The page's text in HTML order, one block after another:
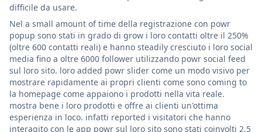
difficile da usare.
Nel a small amount of time della registrazione con powr
popup sono stati in grado di grow i loro contatti oltre il 250%
(oltre 600 contatti reali) e hanno steadily cresciuto i loro social
media fino a oltre 6000 follower utilizzando powr social feed
sul loro sito. loro added powr slider come un modo visivo per
mostrare rapidamente ai propri clienti come sono coming to
la homepage come appaiono i prodotti nella vita reale.
mostra bene i loro prodotti e offre ai clienti un'ottima
esperienza in loco. infatti reported i visitatori che hanno
interagito con le app powr sul loro sito sono stati coinvolti 2,5